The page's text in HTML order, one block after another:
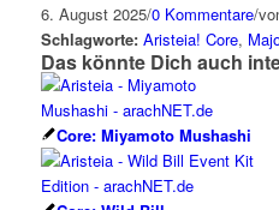
6. August 2025/0 Kommentare/
Schlagworte: Aristeia! Core,
Das könnte Dich auch
Core: Miyamoto Mushashi